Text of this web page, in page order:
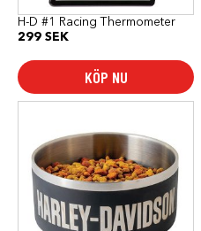
H-D #1 Racing Thermometer
299 SEK
KÖP NU